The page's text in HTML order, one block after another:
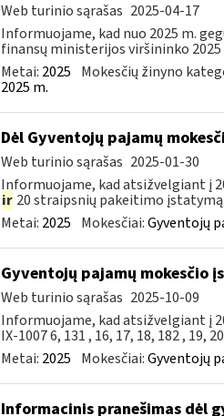
Web turinio sąrašas 2025-04-17
Informuojame, kad nuo 2025 m.
finansų ministerijos viršininko 2025
Metai: 2025 Mokesčių žinyno
2025 m.
Dėl Gyventojų pajamų
Web turinio sąrašas 2025-01-30
Informuojame, kad atsižvelgiant į
ir 20 straipsnių pakeitimo įstatymą
Metai: 2025 Mokesčiai:Gyventojų
Gyventojų pajamų mokesčio
Web turinio sąrašas 2025-10-09
Informuojame, kad atsižvelgiant į
IX-1007 6, 131 , 16, 17, 18, 182 , 19,
Metai: 2025 Mokesčiai:Gyventojų
Informacinis pranešimas dėl